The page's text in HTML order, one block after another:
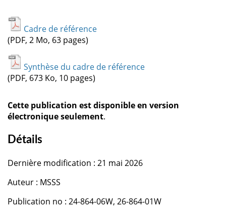
Cadre de référence
(PDF, 2 Mo, 63 pages)
Synthèse du cadre de référence
(PDF, 673 Ko, 10 pages)
Cette publication est disponible en version
électronique seulement.
Détails
Dernière modification : 21 mai 2026
Auteur : MSSS
Publication no : 24-864-06W, 26-864-01W